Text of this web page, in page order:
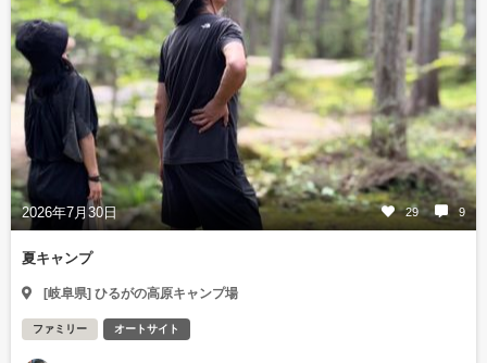
2026年7月30日 29 9
夏キャンプ
[岐阜県] ひるがの高原キャンプ場
ファミリー オートサイト